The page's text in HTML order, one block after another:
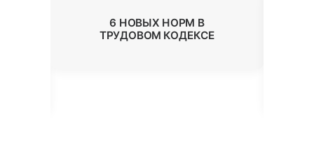
6 НОВЫХ НОРМ В
ТРУДОВОМ КОДЕКСЕ